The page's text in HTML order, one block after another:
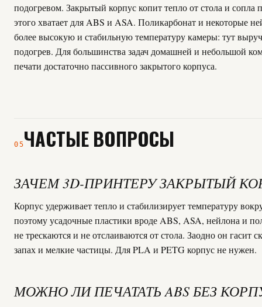
подогревом. Закрытый корпус копит тепло от стола и сопла
этого хватает для ABS и ASA. Поликарбонат и некоторые
более высокую и стабильную температуру камеры: тут
подогрев. Для большинства задач домашней и небольшой
печати достаточно пассивного закрытого корпуса.
05ЧАСТЫЕ ВОПРОСЫ
ЗАЧЕМ 3D-ПРИНТЕРУ ЗАКРЫТЫЙ
Корпус удерживает тепло и стабилизирует температуру
поэтому усадочные пластики вроде ABS, ASA, нейлона и
не трескаются и не отслаиваются от стола. Заодно он гасит
запах и мелкие частицы. Для PLA и PETG корпус не нужен.
МОЖНО ЛИ ПЕЧАТАТЬ ABS БЕЗ